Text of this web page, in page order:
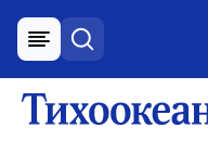
меню поиск